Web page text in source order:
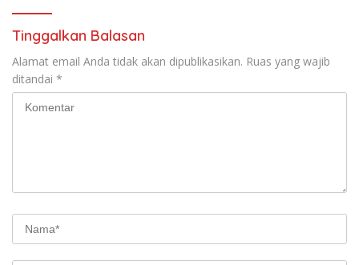
Tinggalkan Balasan
Alamat email Anda tidak akan dipublikasikan. Ruas yang wajib
ditandai *